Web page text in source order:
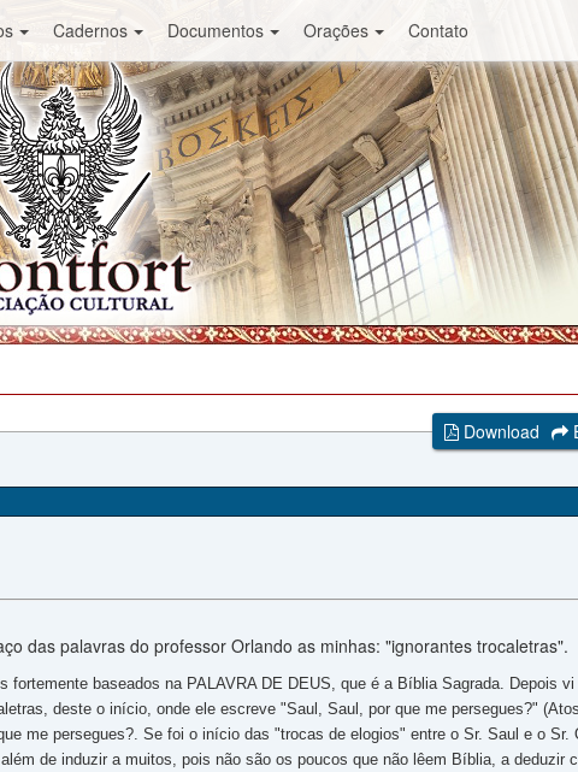
Cadernos Documentos Orações Contato
Download
das palavras do professor Orlando as minhas: "ignorantes trocaletras".
baseados na PALAVRA DE DEUS, que é a Bíblia Sagrada. Depois
deste o início, onde ele escreve "Saul, Saul, por que me persegues?"
me persegues?. Se foi o início das "trocas de elogios" entre o Sr. Saul e o Sr.
de induzir a muitos, pois não são os poucos que não lêem Bíblia, a deduzir